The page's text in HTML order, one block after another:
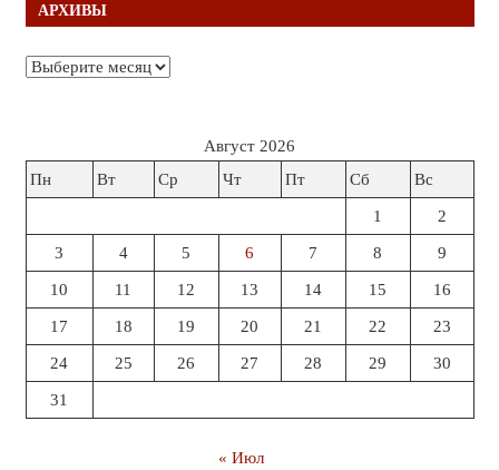
АРХИВЫ
Архивы
Август 2026
Пн
Вт Ср Чт Пт Сб Вс
1 2
3 4 5 6 7 8 9
10 11 12 13 14 15 16
17 18 19 20 21 22 23
24 25 26 27 28 29 30
31
« Июл